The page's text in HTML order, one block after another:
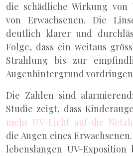
die schädliche Wirkung von
von Erwachsenen. Die
deutlich klarer und
Folge, dass ein weitaus
Strahlung bis zur
Augenhintergrund vordringen
Die Zahlen sind
Studie zeigt, dass
mehr UV-Licht auf die
die Augen eines
lebenslangen UV-